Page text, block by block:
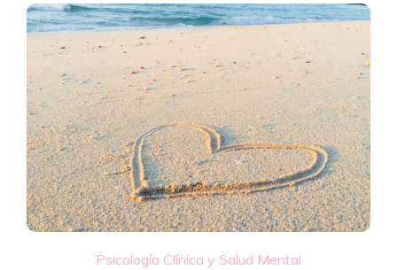
Psicología Clínica y Salud Mental